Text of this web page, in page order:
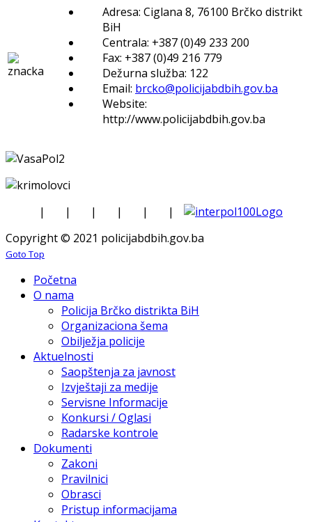
Adresa: Ciglana 8, 76100 Brčko distrikt
BiH
Centrala: +387 (0)49 233 200
Fax: +387 (0)49 216 779
Dežurna služba: 122
Email: brcko@policijabdbih.gov.ba
Website:
http://www.policijabdbih.gov.ba
| | | | |
|
Copyright © 2021 policijabdbih.gov.ba
Goto Top
Početna
O nama
Policija Brčko distrikta BiH
Organizaciona šema
Obilježja policije
Aktuelnosti
Saopštenja za javnost
Izvještaji za medije
Servisne Informacije
Konkursi / Oglasi
Radarske kontrole
Dokumenti
Zakoni
Pravilnici
Obrasci
Pristup informacijama